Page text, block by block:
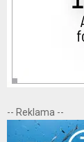
-- Reklama --